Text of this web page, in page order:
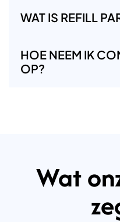
WAT IS REFILL
HOE NEEM IK
OP?
Wat